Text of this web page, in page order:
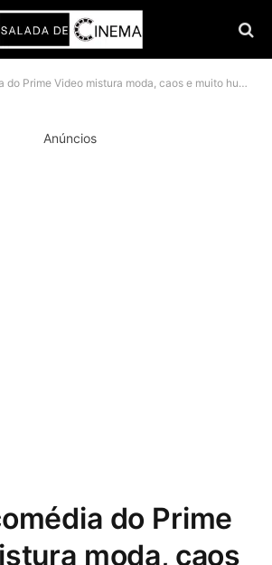
Prime Video mistura moda, caos e muito humor
Anúncios
do Prime
moda, caos